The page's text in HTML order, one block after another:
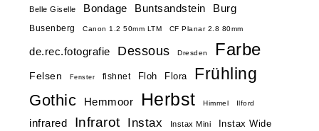
Belle Giselle Bondage Buntsandstein Burg
Busenberg Canon 1.2 50mm LTM CF Planar 2.8 80mm
de.rec.fotografie Dessous Dresden Farbe
Felsen Fenster fishnet Floh Flora Frühling
Gothic Hemmoor Herbst Himmel Ilford
infrared Infrarot Instax Instax Mini
Instax Wide